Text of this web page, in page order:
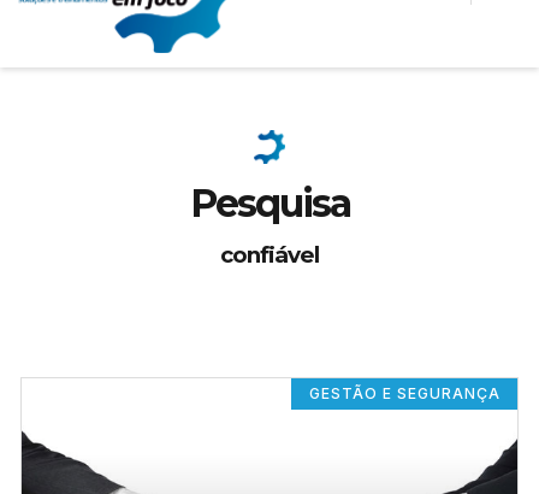
Pesquisa
confiável
GESTÃO E SEGURANÇA